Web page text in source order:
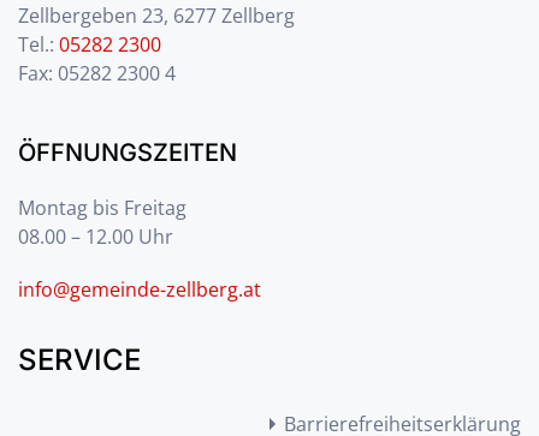
Zellbergeben 23, 6277 Zellberg
Tel.: 05282 2300
Fax: 05282 2300 4
ÖFFNUNGSZEITEN
Montag bis Freitag
08.00 – 12.00 Uhr
info@gemeinde-zellberg.at
SERVICE
Barrierefreiheitserklärung